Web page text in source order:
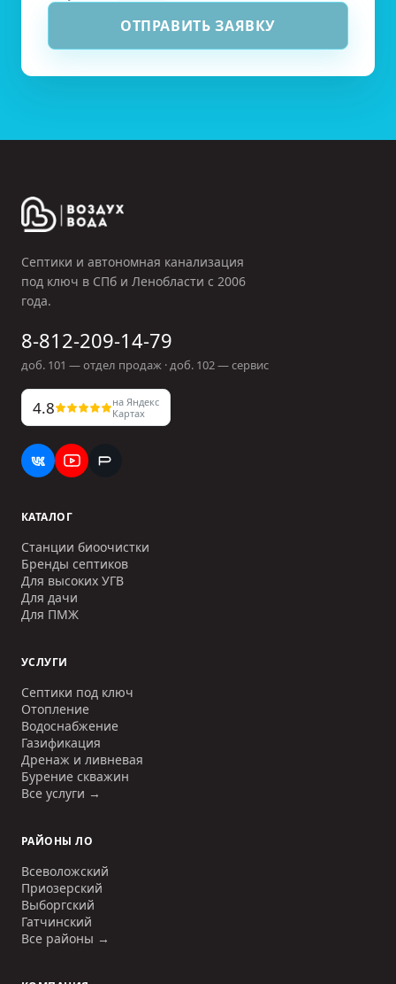
ОТПРАВИТЬ ЗАЯВКУ
Септики и автономная канализация
под ключ в СПб и Ленобласти с 2006
года.
8-812-209-14-79
доб. 101 — отдел продаж · доб. 102— сервис
4.8
на Яндекс
Картах
КАТАЛОГ
Станции биоочистки
Бренды септиков
Для высоких УГВ
Для дачи
Для ПМЖ
УСЛУГИ
Септики под ключ
Отопление
Водоснабжение
Газификация
Дренаж и ливневая
Бурение скважин
Все услуги →
РАЙОНЫ ЛО
Всеволожский
Приозерский
Выборгский
Гатчинский
Все районы →